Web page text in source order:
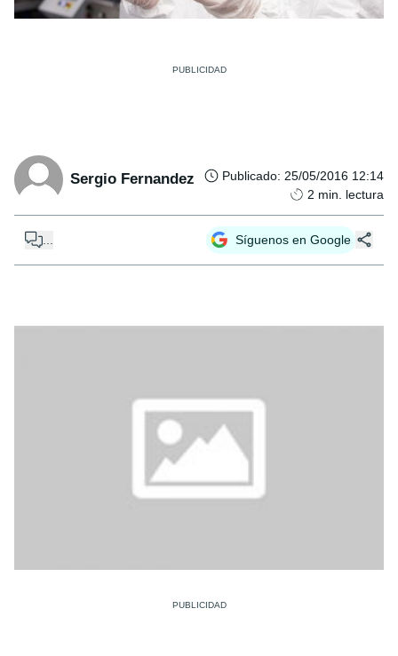
Sergio Fernandez Publicado: 25/05/2016 12:14
2 min. lectura
Síguenos en Google